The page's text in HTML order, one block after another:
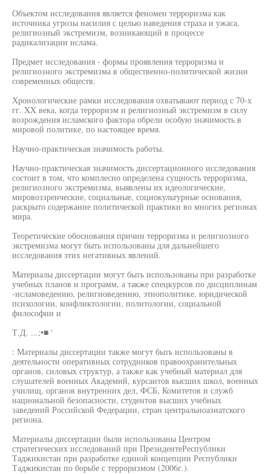
Объектом исследования является феномен терроризма как
источника угрозы насилия с целью наведения страха и ужаса,
религиозный экстремизм, возникающий в процессе
радикализации ислама.
Предмет исследования - формы проявления терроризма и
религиозного экстремизма в общественно-политической жизни
современных обществ.
Хронологические рамки исследования охватывают период с 70-х
гг. XX века, когда терроризм и религиозный экстремизм в силу
возрождения исламского фактора обрели особую значимость в
мировой политике, по настоящее время.
Научно-практическая значимость работы.
Научно-практическая значимость диссертационного исследования
состоит в том, что комплесно определена сущность терроризма,
религиозного экстремизма, выявлены их идеологические,
мировоззренческие, социальные, социокультурные основания,
раскрыто содержание политической практики во многих регионах
мира.
Теоретические обоснования причин терроризма и религиозного
экстремизма могут быть использованы для дальнейшего
исследования этих негативных явлений.
Материалы диссертации могут бьпъ использованы при разработке
учебных планов и программ, а также спецкурсов по дисциплинам
-исламоведению, религиоведению, этнополитике, юридической
психологии, конфликтологии, политологии, социальной
философии и
Т.Д. ...;•■ '
: Материалы диссертации также могут бьпъ использованы в
деятельности оперативных сотрудников правоохранительных
органов, силовых структур, а также как учебный материал для
слушателей военных Академий, курсантов высших школ, военных
училищ, органов внутренних дел, ФСБ, Комитетов и служб
национальной безопасности, студентов высших учебных
заведений Российской Федерации, стран центральноазиатского
региона.
Материалы диссертации были использованы Центром
стратегических исследований при ПрезидентеРеспублики
Таджикистан при разработке единой концепции Республики
Таджикистан по борьбе с терроризмом (2006г.).